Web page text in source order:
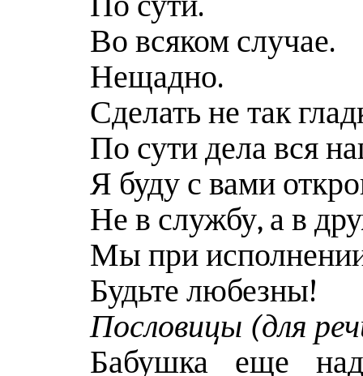
Во всяком случае.
Нещадно.
Сделать не так
По сути дела вся
Я буду с вами
Не в службу, а в
Мы при
Будьте любезны!
Пословицы (для
Бабушка еще